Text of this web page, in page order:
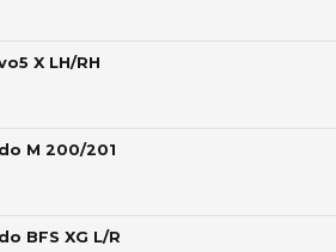
X LH/RH
M 200/201
BFS XG L/R